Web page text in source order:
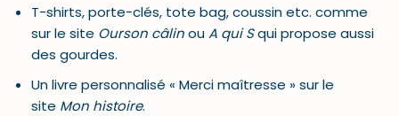
T-shirts, porte-clés, tote bag, coussin etc. comme
sur le site Ourson câlinouA qui Squi propose aussi
des gourdes.
Un livre personnalisé « Merci maîtresse » sur le
site Mon histoire.